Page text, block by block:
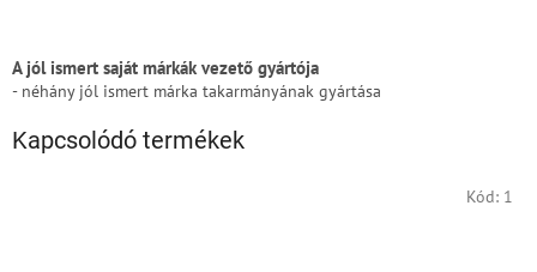
A jól ismert saját márkák vezető gyártója
- néhány jól ismert márka takarmányának gyártása
Kapcsolódó termékek
Kód: 1